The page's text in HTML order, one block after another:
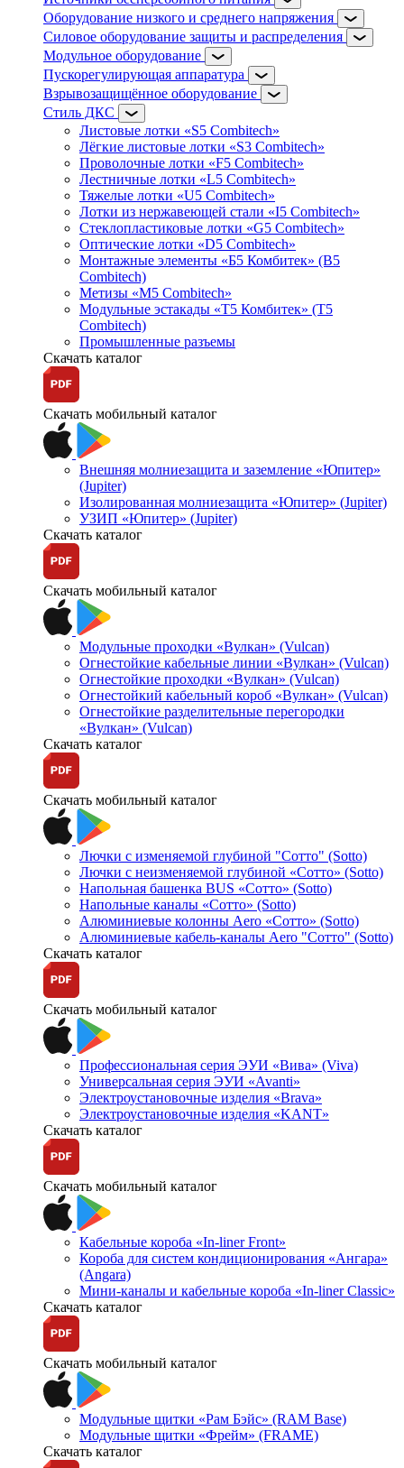
Оборудование низкого и среднего напряжения
Силовое оборудование защиты и распределения
Модульное оборудование
Пускорегулирующая аппаратура
Взрывозащищённое оборудование
Стиль ДКС
Листовые лотки «S5 Combitech»
Лёгкие листовые лотки «S3 Combitech»
Проволочные лотки «F5 Combitech»
Лестничные лотки «L5 Combitech»
Тяжелые лотки «U5 Combitech»
Лотки из нержавеющей стали «I5 Combitech»
Стеклопластиковые лотки «G5 Combitech»
Оптические лотки «D5 Combitech»
Монтажные элементы «Б5 Комбитек» (B5
Combitech)
Метизы «M5 Combitech»
Модульные эстакады «Т5 Комбитек» (T5
Combitech)
Промышленные разъемы
Скачать каталог
Скачать мобильный каталог
Внешняя молниезащита и заземление «Юпитер»
(Jupiter)
Изолированная молниезащита «Юпитер» (Jupiter)
УЗИП «Юпитер» (Jupiter)
Скачать каталог
Скачать мобильный каталог
Модульные проходки «Вулкан» (Vulcan)
Огнестойкие кабельные линии «Вулкан» (Vulcan)
Огнестойкие проходки «Вулкан» (Vulcan)
Огнестойкий кабельный короб «Вулкан» (Vulcan)
Огнестойкие разделительные перегородки
«Вулкан» (Vulcan)
Скачать каталог
Скачать мобильный каталог
Лючки с изменяемой глубиной "Сотто" (Sotto)
Лючки с неизменяемой глубиной «Сотто» (Sotto)
Напольная башенка BUS «Сотто» (Sotto)
Напольные каналы «Сотто» (Sotto)
Алюминиевые колонны Aero «Сотто» (Sotto)
Алюминиевые кабель-каналы Aero "Сотто" (Sotto)
Скачать каталог
Скачать мобильный каталог
Профессиональная серия ЭУИ «Вива» (Viva)
Универсальная серия ЭУИ «Avanti»
Электроустановочные изделия «Brava»
Электроустановочные изделия «KANT»
Скачать каталог
Скачать мобильный каталог
Кабельные короба «In-liner Front»
Короба для систем кондиционирования «Ангара»
(Angara)
Мини-каналы и кабельные короба «In-liner Classic»
Скачать каталог
Скачать мобильный каталог
Модульные щитки «Рам Бэйс» (RAM Base)
Модульные щитки «Фрейм» (FRAME)
Скачать каталог